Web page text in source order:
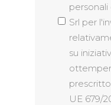
Srl per
su
UE 679/